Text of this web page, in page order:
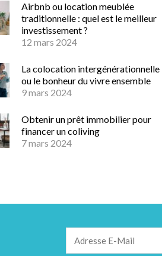
Airbnb ou location meublée
traditionnelle : quel est le meilleur
investissement ?
12 mars 2024
La colocation intergénérationnelle
ou le bonheur du vivre ensemble
9 mars 2024
Obtenir un prêt immobilier pour
financer un coliving
7 mars 2024